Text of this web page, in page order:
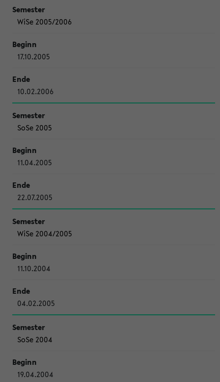
WiSe 2005/2006
17.10.2005
10.02.2006
SoSe 2005
11.04.2005
22.07.2005
WiSe 2004/2005
11.10.2004
04.02.2005
SoSe 2004
19.04.2004